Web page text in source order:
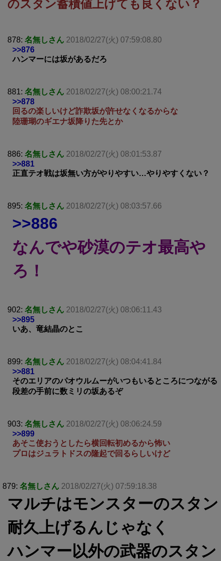
のスタン蓄積値上げても良くない？
878: 名無しさん 2018/02/27(火) 07:59:08.80
>>876
ハンマーには坂があるだろ
881: 名無しさん 2018/02/27(火) 08:00:21.74
>>878
回るの楽しいけど詐欺坂が許せなくなるからな
陸珊瑚のギエナ坂降りた先とか
886: 名無しさん 2018/02/27(火) 08:01:53.87
>>881
正直テオ戦は坂無い方がやりやすい…やりやすくない？
895: 名無しさん 2018/02/27(火) 08:03:57.66
>>886
なんでや砂漠のテオ最高や
ろ！
902: 名無しさん 2018/02/27(火) 08:06:11.43
>>895
いあ、竜結晶のとこ
899: 名無しさん 2018/02/27(火) 08:04:41.84
>>881
そのエリアのパオウルムーがいつもいるところにつながる
段差の手前に数ミリの坂あるぞ
903: 名無しさん 2018/02/27(火) 08:06:24.59
>>899
あそこ使おうとしたら横回転初めるから怖い
プロはジュラトドスの隆起で回るらしいけど
879: 名無しさん 2018/02/27(火) 07:59:18.38
マルチはモンスターのスタン
耐久上げるんじゃなく
ハンマー以外の武器のスタン